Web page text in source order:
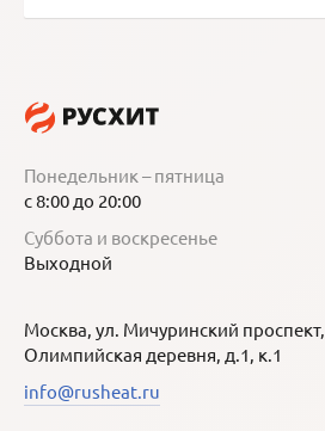
Москва, ул. Мичуринский проспект,
Олимпийская деревня, д.1, к.1
info@rusheat.ru
Понедельник – пятница
с 8:00 до 20:00
Суббота и воскресенье
Выходной